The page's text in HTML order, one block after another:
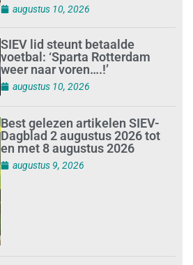
augustus 10, 2026
SIEV lid steunt betaalde
voetbal: ‘Sparta Rotterdam
weer naar voren….!’
augustus 10, 2026
Best gelezen artikelen SIEV-
Dagblad 2 augustus 2026 tot
en met 8 augustus 2026
augustus 9, 2026